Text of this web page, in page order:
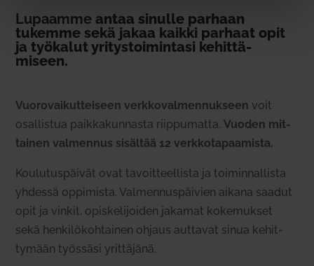
Lupaamme antaa sinulle parhaan
tukemme sekä jakaa kaikki parhaat opit
ja työ­kalut yri­tys­toi­mintasi kehit­tä­
miseen.
Vuo­ro­vai­kut­teiseen verk­ko­val­men­nukseen voit
osal­listua paik­ka­kun­nasta riip­pu­matta.Vuoden mit­
tainen val­mennus sisältää 12 verk­ko­ta­paa­mista.
Kou­lu­tus­päivät ovat tavoit­teel­lista ja toi­min­nal­lista
yhdessä oppi­mista. Val­men­nus­päivien aikana saadut
opit ja vinkit, opis­ke­li­joiden jakamat koke­mukset
sekä hen­ki­lö­koh­tainen ohjaus aut­tavat sinua kehit­
tymään työssäsi yrit­täjänä.